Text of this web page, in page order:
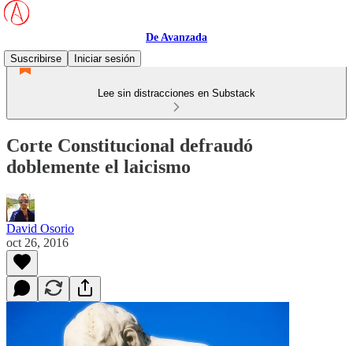
De Avanzada
Suscribirse
Iniciar sesión
Lee sin distracciones en Substack
Corte Constitucional defraudó
doblemente el laicismo
David Osorio
oct 26, 2016